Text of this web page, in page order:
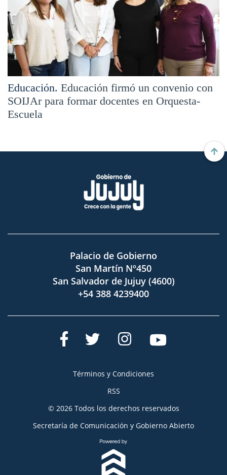
Educación. Educación firmó un convenio con
SOIJAr para formar docentes en Orquesta-
Escuela
Palacio de Gobierno
San Martín Nº450
San Salvador de Jujuy (4600)
+54 388 4239400
Términos y Condiciones
RSS
© 2026 Todos los derechos reservados
Secretaría de Comunicación y Gobierno Abierto